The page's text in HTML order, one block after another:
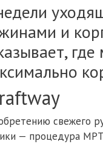
и
свежего
— процедура